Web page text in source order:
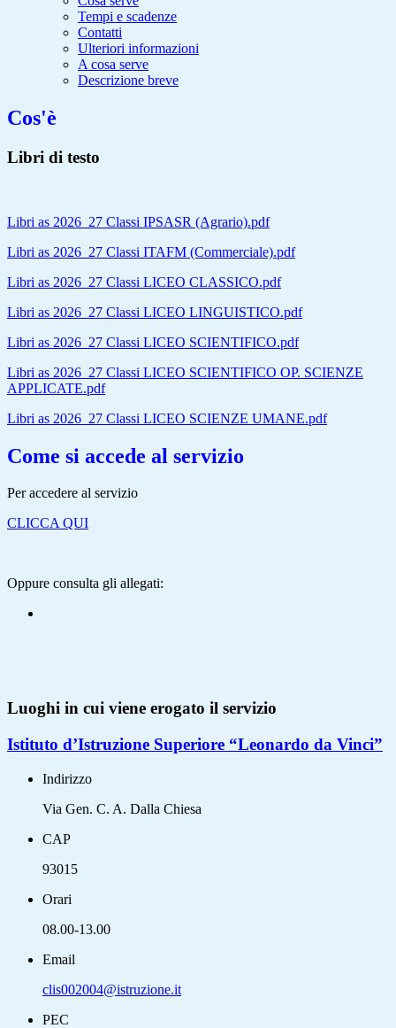
Tempi e scadenze
Contatti
Ulteriori informazioni
A cosa serve
Descrizione breve
Cos'è
Libri di testo
Libri as 2026_27 Classi IPSASR (Agrario).pdf
Libri as 2026_27 Classi ITAFM (Commerciale).pdf
Libri as 2026_27 Classi LICEO CLASSICO.pdf
Libri as 2026_27 Classi LICEO LINGUISTICO.pdf
Libri as 2026_27 Classi LICEO SCIENTIFICO.pdf
Libri as 2026_27 Classi LICEO SCIENTIFICO OP. SCIENZE
APPLICATE.pdf
Libri as 2026_27 Classi LICEO SCIENZE UMANE.pdf
Come si accede al servizio
Per accedere al servizio
CLICCA QUI
Oppure consulta gli allegati:
Luoghi in cui viene erogato il servizio
Istituto d’Istruzione Superiore “Leonardo da Vinci”
Indirizzo
Via Gen. C. A. Dalla Chiesa
CAP
93015
Orari
08.00-13.00
Email
clis002004@istruzione.it
PEC